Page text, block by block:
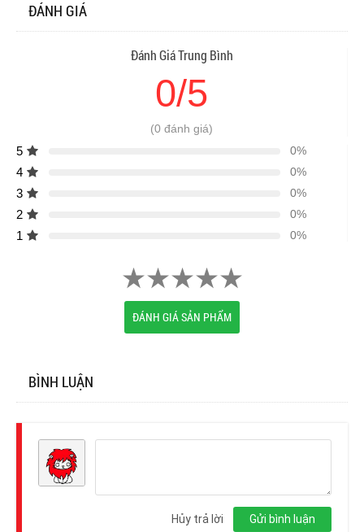
ĐÁNH GIÁ
Đánh Giá Trung Bình
0/5
(0 đánh giá)
5 0%
4 0%
3 0%
2 0%
1 0%
ĐÁNH GIÁ SẢN PHẨM
BÌNH LUẬN
Gửi bình luận
Hủy trả lời